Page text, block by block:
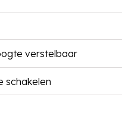
verstelbaar
schakelen